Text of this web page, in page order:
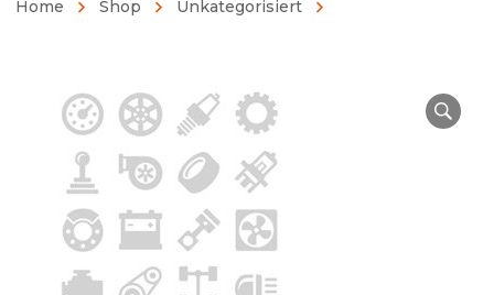
Home Shop Unkategorisiert